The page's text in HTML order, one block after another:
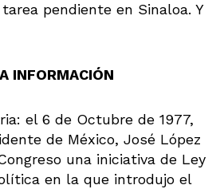
pendiente en Sinaloa. Y
INFORMACIÓN
el 6 de Octubre de 1977,
de México, José López
una iniciativa de Ley
en la que introdujo el